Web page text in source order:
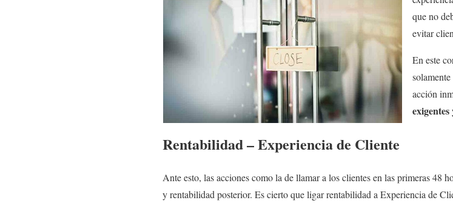
que no
evitar
En este
acción
Rentabilidad – Experiencia de Cliente
Ante esto, las acciones como la de llamar a los clientes en las primeras 48
y rentabilidad posterior. Es cierto que ligar rentabilidad a Experiencia de